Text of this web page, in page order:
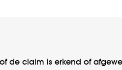
de claim is erkend of